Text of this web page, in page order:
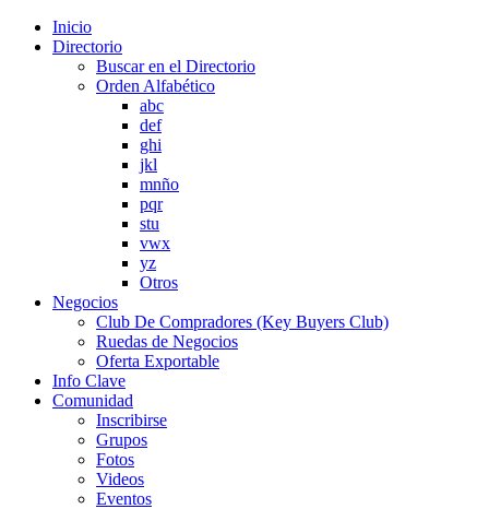
Inicio
Directorio
Buscar en el Directorio
Orden Alfabético
abc
def
ghi
jkl
mnño
pqr
stu
vwx
yz
Otros
Negocios
Club De Compradores (Key Buyers Club)
Ruedas de Negocios
Oferta Exportable
Info Clave
Comunidad
Inscribirse
Grupos
Fotos
Videos
Eventos